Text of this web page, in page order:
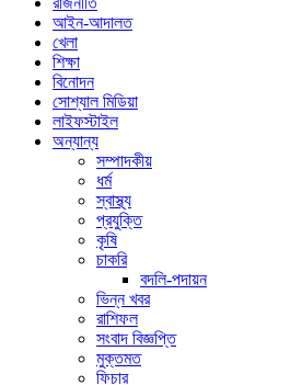
আইন-আদালত
খেলা
শিক্ষা
বিনোদন
সোশ্যাল মিডিয়া
লাইফস্টাইল
অন্যান্য
সম্পাদকীয়
ধর্ম
স্বাস্থ্য
প্রযুক্তি
কৃষি
চাকরি
বদলি-পদায়ন
ভিন্ন খবর
রাশিফল
সংবাদ বিজ্ঞপ্তি
মুক্তমত
ফিচার